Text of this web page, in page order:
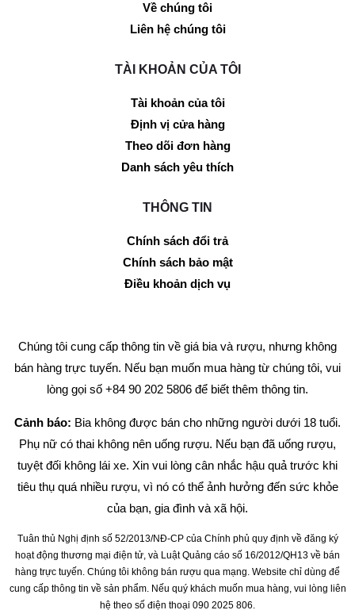
Về chúng tôi
Liên hệ chúng tôi
TÀI KHOẢN CỦA TÔI
Tài khoản của tôi
Định vị cửa hàng
Theo dõi đơn hàng
Danh sách yêu thích
THÔNG TIN
Chính sách đổi trả
Chính sách bảo mật
Điều khoản dịch vụ
Chúng tôi cung cấp thông tin về giá bia và rượu, nhưng không
bán hàng trực tuyến. Nếu bạn muốn mua hàng từ chúng tôi, vui
lòng gọi số +84 90 202 5806 để biết thêm thông tin.
Cảnh báo: Bia không được bán cho những người dưới 18 tuổi.
Phụ nữ có thai không nên uống rượu. Nếu bạn đã uống rượu,
tuyệt đối không lái xe. Xin vui lòng cân nhắc hậu quả trước khi
tiêu thụ quá nhiều rượu, vì nó có thể ảnh hưởng đến sức khỏe
của bạn, gia đình và xã hội.
Tuân thủ Nghị định số 52/2013/NĐ-CP của Chính phủ quy định về đăng ký
hoạt động thương mại điện tử, và Luật Quảng cáo số 16/2012/QH13 về bán
hàng trực tuyến. Chúng tôi không bán rượu qua mạng. Website chỉ dùng để
cung cấp thông tin về sản phẩm. Nếu quý khách muốn mua hàng, vui lòng liên
hệ theo số điện thoại 090 2025 806.